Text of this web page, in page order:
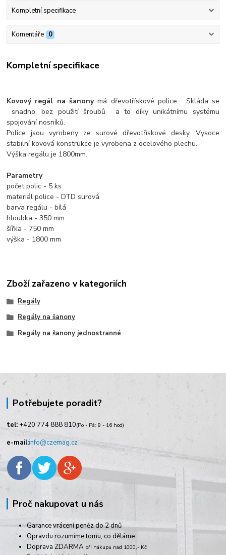
Kompletní specifikace
Komentáře 0
Kompletní specifikace
Kovový regál na šanonymá dřevotřískové police. Skláda se
snadno, bez použití šroubů a to díky unikátnímu systému
spojování nosníků.
Police jsou vyrobeny ze surové dřevotřískové desky. Vysoce
stabilní kovová konstrukce je vyrobena z ocelového plechu.
Výška regálu je 1800mm.
Parametry
počet polic - 5 ks
materiál police - DTD surová
barva regálu - bílá
hloubka - 350 mm
šířka - 750 mm
výška - 1800 mm
Zboží zařazeno v kategoriích
Regály
Regály na šanony
Regály na šanony jednostranné
Potřebujete poradit?
tel: +420 774 888 810(Po - Pá: 8 - 16 hod)
e-mail:info@czemag.cz
Proč nakupovat u nás
Garance vrácení peněz do 2 dnů
Opravdu rozumíme tomu, co děláme
Doprava ZDARMA při nákupu nad 1000,- Kč